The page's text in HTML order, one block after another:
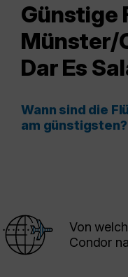
Günstige
Münster/
Dar Es
Wann sind die
am günstigsten?
Von
Condor